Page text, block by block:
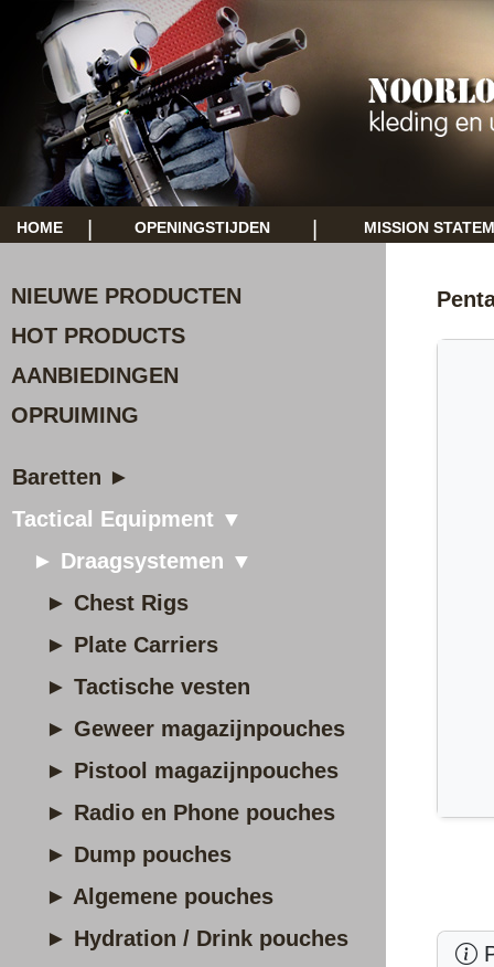
HOME OPENINGSTIJDEN MISSION
NIEUWE PRODUCTEN
HOT PRODUCTS
AANBIEDINGEN
OPRUIMING
Baretten ►
Tactical Equipment ▼
► Draagsystemen ▼
► Chest Rigs
► Plate Carriers
► Tactische vesten
► Geweer magazijnpouches
► Pistool magazijnpouches
► Radio en Phone pouches
► Dump pouches
► Algemene pouches
► Hydration / Drink pouches